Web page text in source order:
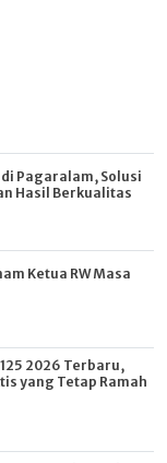
Pagaralam, Solusi
Hasil Berkualitas
Ketua RW Masa
2026 Terbaru,
yang Tetap Ramah